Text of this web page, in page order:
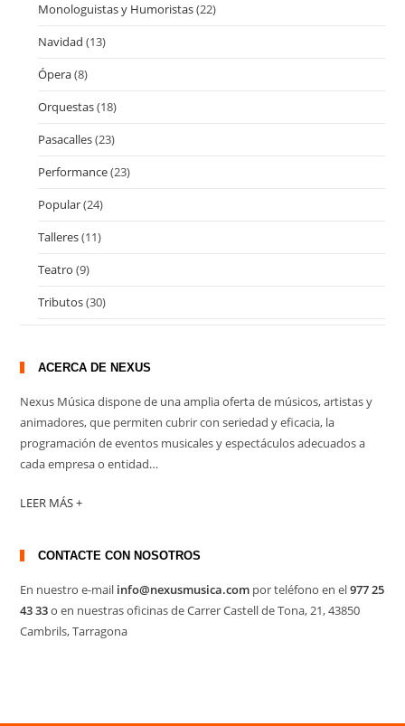
Monologuistas y Humoristas(22)
Navidad (13)
Ópera(8)
Orquestas(18)
Pasacalles(23)
Performance(23)
Popular(24)
Talleres(11)
Teatro (9)
Tributos(30)
ACERCA DE NEXUS
Nexus Música dispone de una amplia oferta de músicos, artistas y
animadores, que permiten cubrir con seriedad y eficacia, la
programación de eventos musicales y espectáculos adecuados a
cada empresa o entidad…
LEER MÁS +
CONTACTE CON NOSOTROS
En nuestro e-mail info@nexusmusica.com por teléfono en el977 25
43 33o en nuestras oficinas de Carrer Castell de Tona, 21, 43850
Cambrils, Tarragona